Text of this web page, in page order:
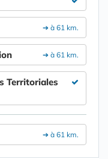
➔ à 61 km.
➔ à 61 km.
Territoriales
➔ à 61 km.